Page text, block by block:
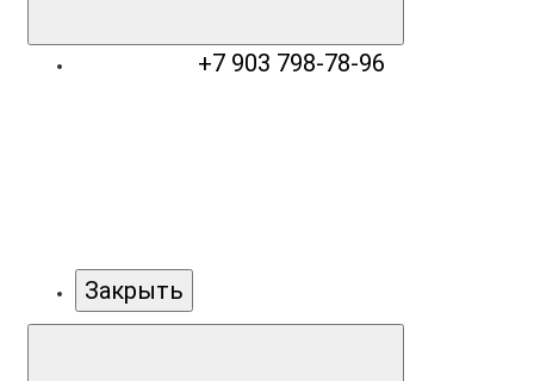
+7 903 798-78-96
Закрыть